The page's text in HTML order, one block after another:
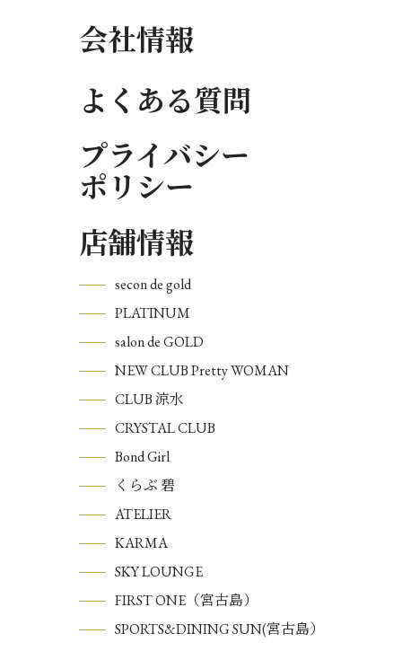
会社情報
よくある質問
プライバシー
ポリシー
店舗情報
secon de gold
PLATINUM
salon de GOLD
NEW CLUB Pretty WOMAN
CLUB 涼水
CRYSTAL CLUB
Bond Girl
くらぶ 碧
ATELIER
KARMA
SKY LOUNGE
FIRST ONE（宮古島）
SPORTS&DINING SUN(宮古島）